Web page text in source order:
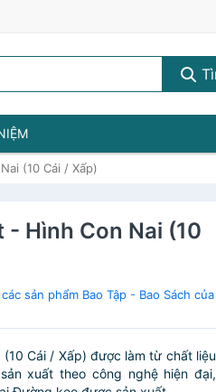
(10 Cái / Xấp)
- Hình Con Nai (10
sản phẩm Bao Tập - Bao Sách của
Cái / Xấp) được làm từ chất liệu
xuất theo công nghệ hiện đại,